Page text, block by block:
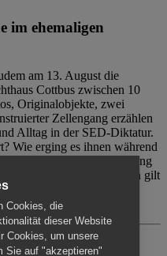
im ehemaligen
am 13. August die
Cottbus zwischen 10
Originalobjekte, zwei
Zellengang erzählen
Alltag in der SED-Diktatur.
Wie erging es ihnen während
individuell ohne Betreuung
Für Begleitpersonen gilt
Cookies, die
dieser Website
Cookies, um unsere
Sie auf "akzeptieren"